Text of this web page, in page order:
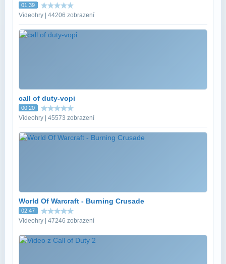
01:39
Videohry | 44206 zobrazení
call of duty-vopi
00:20
Videohry | 45573 zobrazení
World Of Warcraft - Burning Crusade
02:47
Videohry | 47246 zobrazení